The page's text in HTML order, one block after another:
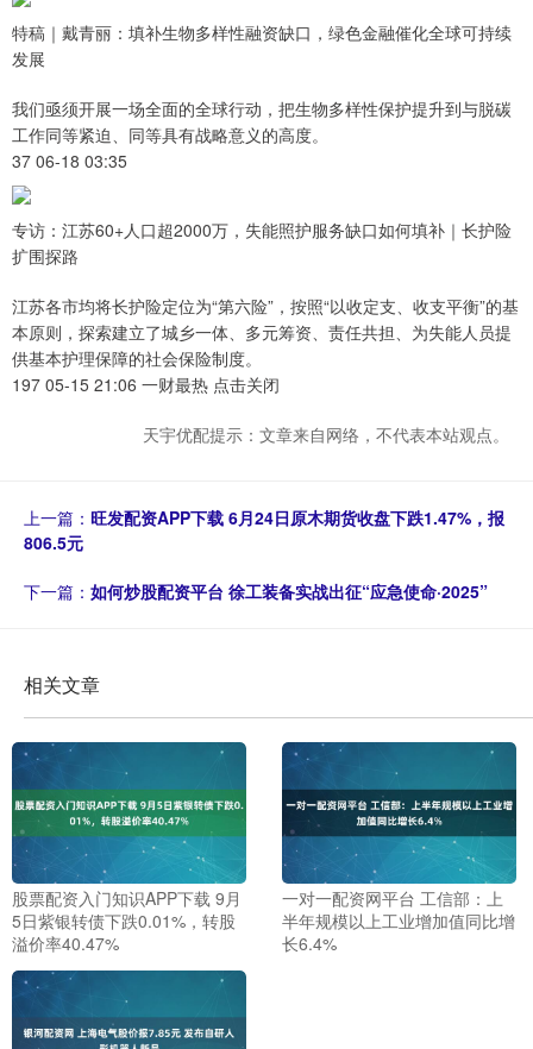
特稿｜戴青丽：填补生物多样性融资缺口，绿色金融催化全球可持续
发展
我们亟须开展一场全面的全球行动，把生物多样性保护提升到与脱碳
工作同等紧迫、同等具有战略意义的高度。
37 06-18 03:35
专访：江苏60+人口超2000万，失能照护服务缺口如何填补｜长护险
扩围探路
江苏各市均将长护险定位为“第六险”，按照“以收定支、收支平衡”的基
本原则，探索建立了城乡一体、多元筹资、责任共担、为失能人员提
供基本护理保障的社会保险制度。
197 05-15 21:06 一财最热 点击关闭
天宇优配提示：文章来自网络，不代表本站观点。
上一篇： 旺发配资APP下载 6月24日原木期货收盘下跌1.47%，报
806.5元
下一篇： 如何炒股配资平台 徐工装备实战出征“应急使命·2025”
相关文章
股票配资入门知识APP下载 9月
5日紫银转债下跌0.01%，转股
溢价率40.47%
一对一配资网平台 工信部：上
半年规模以上工业增加值同比增
长6.4%